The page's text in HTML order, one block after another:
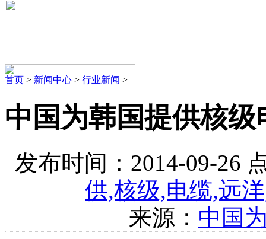
首页 > 新闻中心 > 行业新闻 >
中国为韩国提供核级
发布时间：2014-09-26
供,核级,电缆,远
来源： 中国